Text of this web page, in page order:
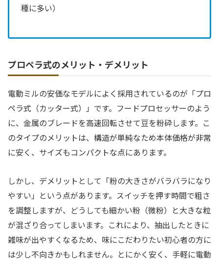
種に多い）
プロペラ式のメリット・デメリット
電動ミルの安価なモデルによく採用されているのが「プロ
ペラ式（カッター式）」です。フードプロセッサーのよう
に、金属のブレードを高速回転させて豆を粉砕します。こ
のタイプのメリットは、構造が単純なため本体価格が非常
に安く、サイズもコンパクトな点にあります。
しかし、デメリットとして「粉の大きさがバラバラになり
やすい」という点があります。スイッチを押す時間で粗さ
を調整しますが、どうしても細かい粉（微粉）と大きな粒
が混ざり合ってしまいます。これにより、抽出したときに
雑味が出やすくなるため、味にこだわりたい初心者の方に
は少し不向きかもしれません。とにかく安く、手軽に電動